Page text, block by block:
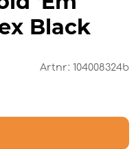
Black
Artnr: 104008324b